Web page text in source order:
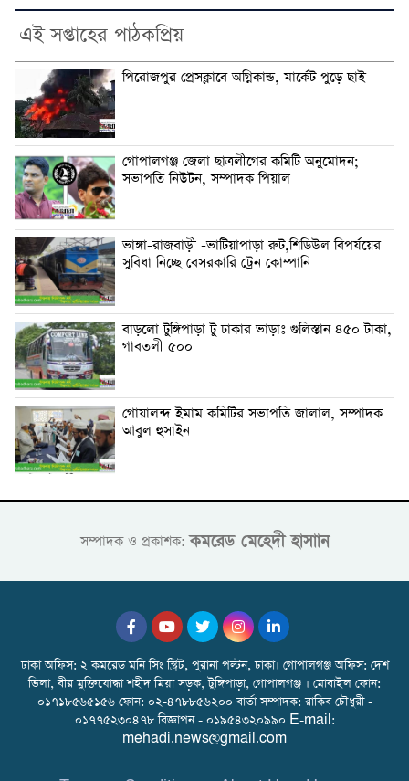
এই সপ্তাহের পাঠকপ্রিয়
পিরোজপুর প্রেসক্লাবে অগ্নিকান্ড, মার্কেট পুড়ে ছাই
গোপালগঞ্জ জেলা ছাত্রলীগের কমিটি অনুমোদন;
সভাপতি নিউটন, সম্পাদক পিয়াল
ভাঙ্গা-রাজবাড়ী -ভাটিয়াপাড়া রুট,শিডিউল বিপর্যয়ের
সুবিধা নিচ্ছে বেসরকারি ট্রেন কোম্পানি
বাড়লো টুঙ্গিপাড়া টু ঢাকার ভাড়াঃ গুলিস্তান ৪৫০ টাকা,
গাবতলী ৫০০
গোয়ালন্দ ইমাম কমিটির সভাপতি জালাল, সম্পাদক
আবুল হুসাইন
সম্পাদক ও প্রকাশক:কমরেড মেহেদী হাসাান
ঢাকা অফিস: ২ কমরেড মনি সিং স্ট্রিট, পুরানা পল্টন, ঢাকা। গোপালগঞ্জ অফিস: দেশ
ভিলা, বীর মুক্তিযোদ্ধা শহীদ মিয়া সড়ক, টুঙ্গিপাড়া, গোপালগঞ্জ । মোবাইল ফোন:
০১৭১৮৫৬৫১৫৬ ফোন: ০২-৪৭৮৮৫৬২০০ বার্তা সম্পাদক: রাকিব চৌধুরী -
০১৭৭৫২৩০৪৭৮ বিজ্ঞাপন - ০১৯৫৪৩২০৯৯০ E-mail:
mehadi.news@gmail.com